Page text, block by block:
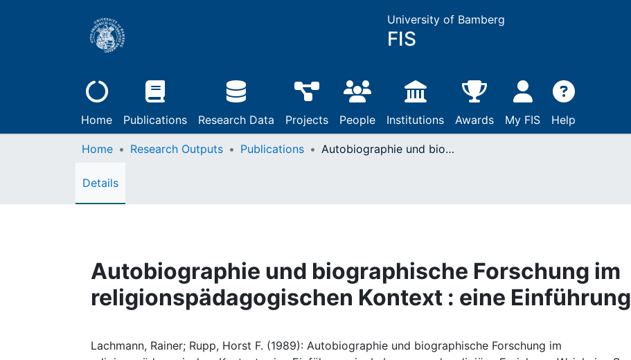
University of Bamberg
FIS
Home Publications Research Data Projects People Institutions Awards My FIS Help
Home Research Outputs Publications Autobiographie und biographische Forschung im religionspädagogischen Kontext : eine Einführung
Details
Autobiographie und biographische Forschung im
religionspädagogischen Kontext : eine Einführung
Lachmann, Rainer; Rupp, Horst F. (1989): Autobiographie und biographische Forschung im